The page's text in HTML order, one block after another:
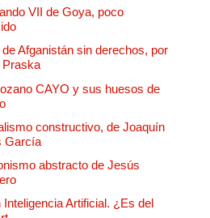
VII de Goya, poco
Afganistán sin derechos, por
Praska
CAYO y sus huesos de
constructivo, de Joaquín
García
abstracto de Jesús
Inteligencia Artificial. ¿Es del